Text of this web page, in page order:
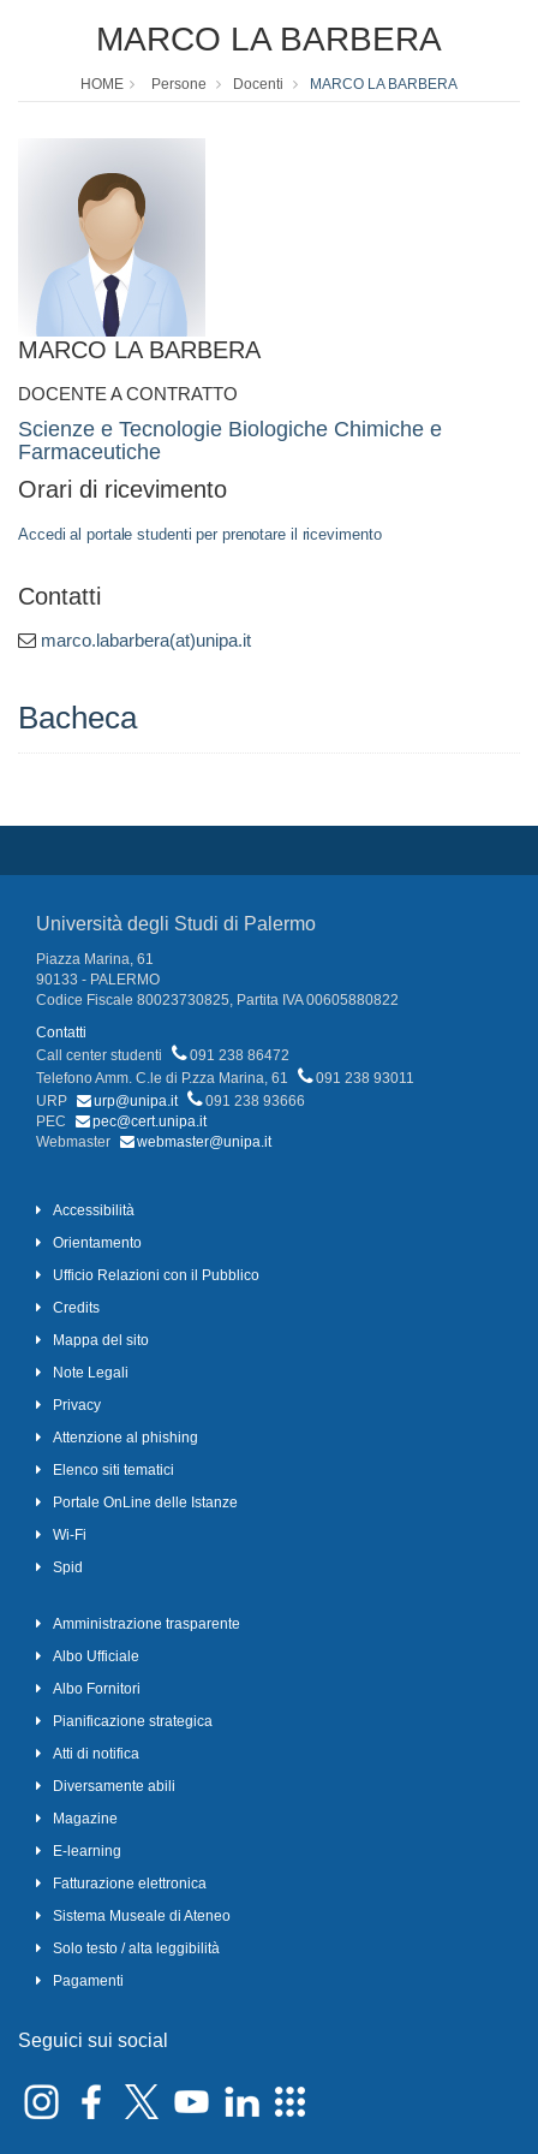
MARCO LA BARBERA
HOME Persone Docenti MARCO LA BARBERA
MARCO LA BARBERA
DOCENTE A CONTRATTO
Scienze e Tecnologie Biologiche Chimiche e
Farmaceutiche
Orari di ricevimento
Accedi al portale studenti per prenotare il ricevimento
Contatti
marco.labarbera(at)unipa.it
Bacheca
Università degli Studi di Palermo
Piazza Marina, 61
90133 - PALERMO
Codice Fiscale 80023730825, Partita IVA 00605880822
Contatti
Call center studenti
091 238 86472
Telefono Amm. C.le di P.zza Marina, 61
091 238 93011
URP
urp@unipa.it
091 238 93666
PEC
pec@cert.unipa.it
Webmaster
webmaster@unipa.it
Accessibilità
Orientamento
Ufficio Relazioni con il Pubblico
Credits
Mappa del sito
Note Legali
Privacy
Attenzione al phishing
Elenco siti tematici
Portale OnLine delle Istanze
Wi-Fi
Spid
Amministrazione trasparente
Albo Ufficiale
Albo Fornitori
Pianificazione strategica
Atti di notifica
Diversamente abili
Magazine
E-learning
Fatturazione elettronica
Sistema Museale di Ateneo
Solo testo / alta leggibilità
Pagamenti
Seguici sui social